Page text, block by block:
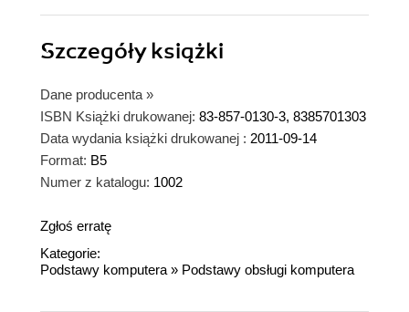
Szczegółyksiążki
Dane producenta »
ISBN Książki drukowanej: 83-857-0130-3, 8385701303
Data wydania książki drukowanej : 2011-09-14
Format: B5
Numer z katalogu: 1002
Zgłoś erratę
Kategorie:
Podstawy komputera» Podstawy obsługi komputera